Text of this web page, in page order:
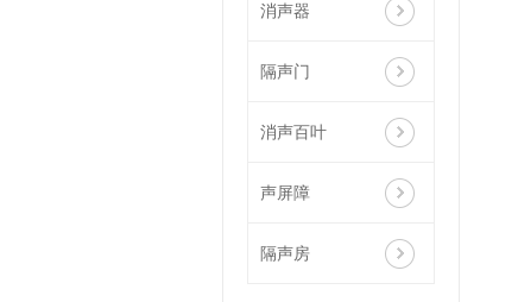
消声器
隔声门
消声百叶
声屏障
隔声房